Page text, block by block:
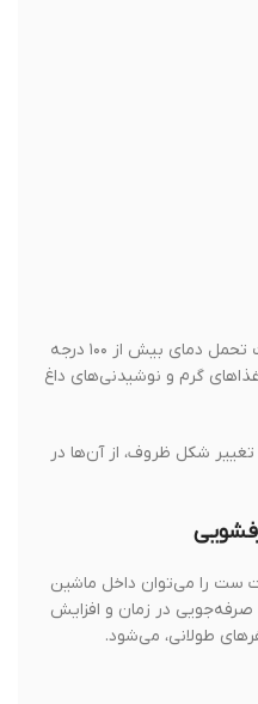
ست ظروف کمبو لایف کمپ قابلیت تحمل دمای بیش از ۱۰۰ درجه
گرم و نوشیدنی‌های داغ
شکل ظروف، از آن‌ها در
را می‌توان داخل ماشین
در زمان و افزایش
می‌شود.